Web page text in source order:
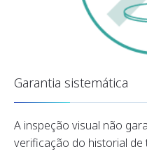
Garantia sistemática
A inspeção visual não
verificação do historial de